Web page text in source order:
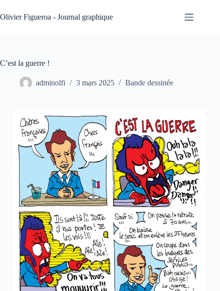
au
contenu
Olivier Figueroa - Journal graphique
C’est la guerre !
adminolfi 3 mars 2025 Bande dessinée